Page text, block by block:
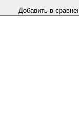
Добавить в